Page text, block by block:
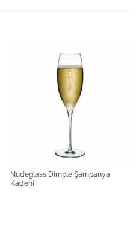
Nudeglass Dimple Şampanya
Kadehi